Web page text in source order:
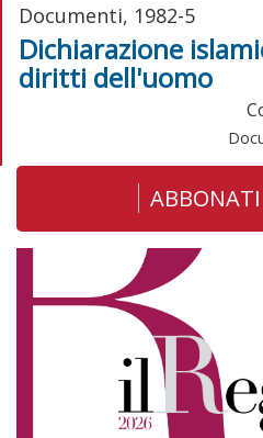
Documenti, 1982-5
Dichiarazione
diritti dell'uomo